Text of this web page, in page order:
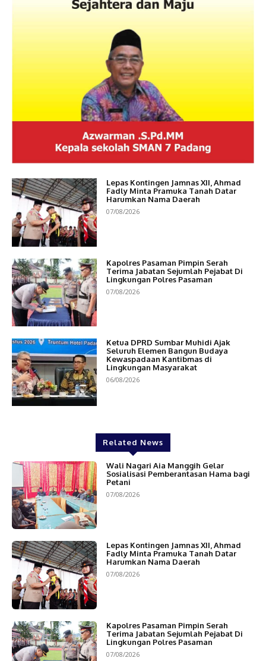
Lepas Kontingen Jamnas XII, Ahmad
Fadly Minta Pramuka Tanah Datar
Harumkan Nama Daerah
07/08/2026
Kapolres Pasaman Pimpin Serah
Terima Jabatan Sejumlah Pejabat Di
Lingkungan Polres Pasaman
07/08/2026
Ketua DPRD Sumbar Muhidi Ajak
Seluruh Elemen Bangun Budaya
Kewaspadaan Kantibmas di
Lingkungan Masyarakat
06/08/2026
Related News
Wali Nagari Aia Manggih Gelar
Sosialisasi Pemberantasan Hama bagi
Petani
07/08/2026
Lepas Kontingen Jamnas XII, Ahmad
Fadly Minta Pramuka Tanah Datar
Harumkan Nama Daerah
07/08/2026
Kapolres Pasaman Pimpin Serah
Terima Jabatan Sejumlah Pejabat Di
Lingkungan Polres Pasaman
07/08/2026